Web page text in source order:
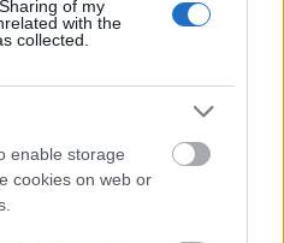
of my
with the
collected.
enable storage
cookies on web or